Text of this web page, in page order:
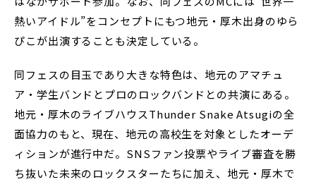
熱いアイドル”をコンセプトにもつ地元・厚木出身のゆら
ぴこが出演することも決定している。
同フェスの目玉であり大きな特色は、地元のアマチュ
ア・学生バンドとプロのロックバンドとの共演にある。
地元・厚木のライブハウスThunder Snake Atsugiの全
面協力のもと、現在、地元の高校生を対象としたオーデ
ィションが進行中だ。SNSファン投票やライブ審査を勝
ち抜いた未来のロックスターたちに加え、地元・厚木で